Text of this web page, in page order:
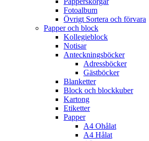
Fotoalbum
Övrigt Sortera och förvara
Papper och block
Kollegieblock
Notisar
Anteckningsböcker
Adressböcker
Gästböcker
Blanketter
Block och blockkuber
Kartong
Etiketter
Papper
A4 Ohålat
A4 Hålat